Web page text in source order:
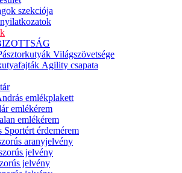
szekciója
Világszövetsége
Agility csapata
emlékplakett
emlékérem
emlékérem
érdemérem
aranyjelvény
jelvény
jelvény